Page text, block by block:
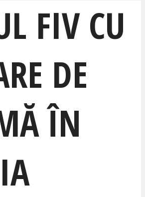
FIV CU
DE
ÎN